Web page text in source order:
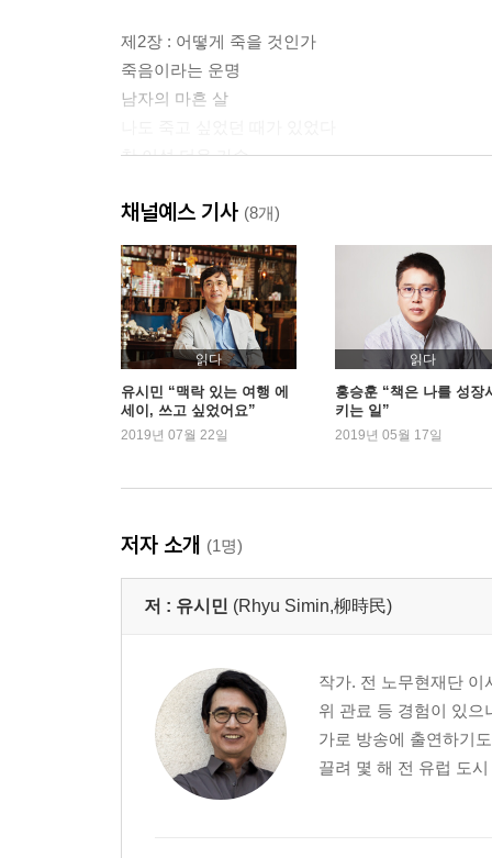
제2장 : 어떻게 죽을 것인가
죽음이라는 운명
남자의 마흔 살
찬 이성 더운 가슴
나는 무엇인가
레이건의 작별 인사
존엄한 죽음
자유의지
제3장 : 놀고 일하고 사랑하고 연대하라
쓸모 있는 사람 되기
즐거운 일을 잘하는 것
재능 없는 열정의 비극
사랑은 싹이 난 감자맛
아이들을 옳게 사랑하는 방법
품격 있게 나이를 먹는 비결
기적을 일으키는 거울뉴런
진보의 생물학
제4장 : 삶을 망치는 헛된 생각들
신념의 도구가 되는 것
채널예스 기사 (8개)
읽다
유시민 “맥락 있는 여행 에
세이, 쓰고 싶었어요”
2019년 07월 22일
읽다
홍승훈 “책은 나를 성장
키는 일”
2019년 05월 17일
저자 소개 (1명)
저 : 유시민 (Rhyu Simin,柳時民)
작가. 전 노무현재단
위 관료 등 경험이 있
가로 방송에 출연하기
끌려 몇 해 전 유럽 도